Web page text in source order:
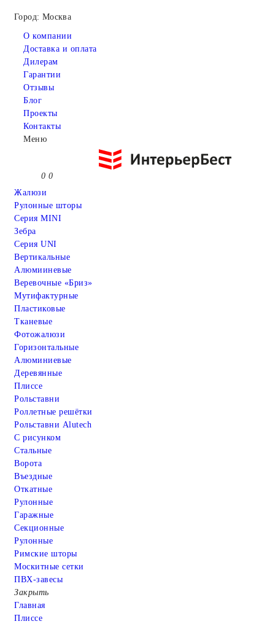
Город: Москва
О компании
Доставка и оплата
Дилерам
Гарантии
Отзывы
Блог
Проекты
Контакты
Меню
0 0
Жалюзи
Рулонные шторы
Серия MINI
Зебра
Серия UNI
Вертикальные
Алюмииневые
Веревочные «Бриз»
Мутифактурные
Пластиковые
Тканевые
Фотожалюзи
Горизонтальные
Алюминиевые
Деревянные
Плиссе
Рольставни
Роллетные решётки
Рольставни Alutech
С рисунком
Стальные
Ворота
Въездные
Откатные
Рулонные
Гаражные
Cекционные
Рулонные
Римские шторы
Москитные сетки
ПВХ-завесы
Закрыть
Главная
Плиссе